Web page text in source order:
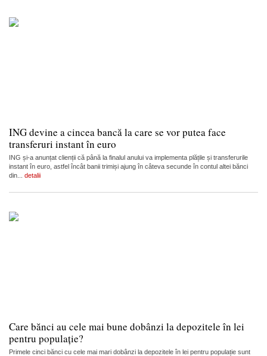
ING devine a cincea bancă la care se vor putea face
transferuri instant în euro
ING și-a anunțat clienții că până la finalul anului va implementa plățile și transferurile
instant în euro, astfel încât banii trimiși ajung în câteva secunde în contul altei bănci
din... detalii
Care bănci au cele mai bune dobânzi la depozitele în lei
pentru populație?
Primele cinci bănci cu cele mai mari dobânzi la depozitele în lei pentru populație sunt